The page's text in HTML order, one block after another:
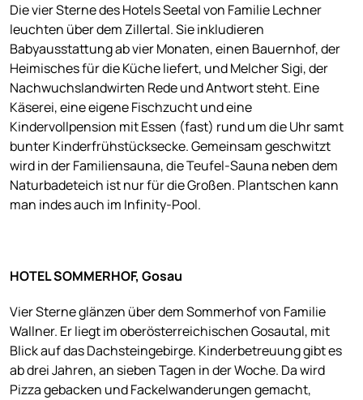
Die vier Sterne des Hotels Seetal von Familie Lechner
leuchten über dem Zillertal. Sie inkludieren
Babyausstattung ab vier Monaten, einen Bauernhof, der
Heimisches für die Küche liefert, und Melcher Sigi, der
Nachwuchslandwirten Rede und Antwort steht. Eine
Käserei, eine eigene Fischzucht und eine
Kindervollpension mit Essen (fast) rund um die Uhr samt
bunter Kinderfrühstücksecke. Gemeinsam geschwitzt
wird in der Familiensauna, die Teufel-Sauna neben dem
Naturbadeteich ist nur für die Großen. Plantschen kann
man indes auch im Infinity-Pool.
HOTEL SOMMERHOF, Gosau
Vier Sterne glänzen über dem Sommerhof von Familie
Wallner. Er liegt im oberösterreichischen Gosautal, mit
Blick auf das Dachsteingebirge. Kinderbetreuung gibt es
ab drei Jahren, an sieben Tagen in der Woche. Da wird
Pizza gebacken und Fackelwanderungen gemacht,